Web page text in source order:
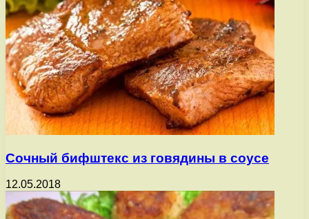
Сочный бифштекс из говядины в соусе
12.05.2018